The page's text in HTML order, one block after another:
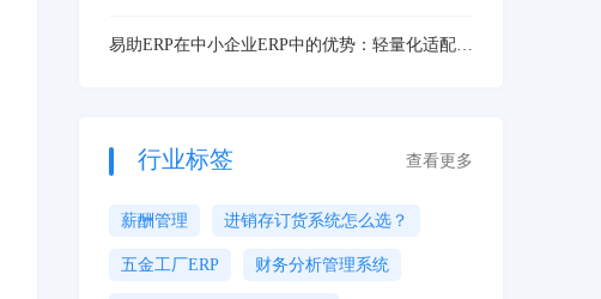
易助ERP在中小企业ERP中的优势：轻量化适配与
行业标签 查看更多
薪酬管理 进销存订货系统怎么选？
五金工厂ERP 财务分析管理系统